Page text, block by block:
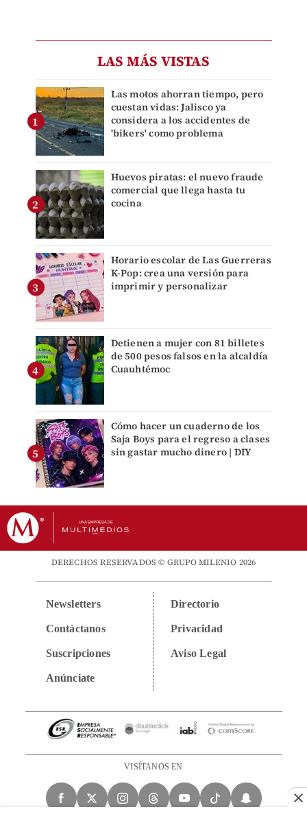
LAS MÁS VISTAS
Las motos ahorran tiempo, pero
cuestan vidas: Jalisco ya
considera a los accidentes de
'bikers' como problema
Huevos piratas: el nuevo fraude
comercial que llega hasta tu
cocina
Horario escolar de Las Guerreras
K-Pop: crea una versión para
imprimir y personalizar
Detienen a mujer con 81 billetes
de 500 pesos falsos en la alcaldía
Cuauhtémoc
Cómo hacer un cuaderno de los
Saja Boys para el regreso a clases
sin gastar mucho dinero | DIY
DERECHOS RESERVADOS © GRUPO MILENIO 2026
Newsletters
Contáctanos
Suscripciones
Anúnciate
Directorio
Privacidad
Aviso Legal
VISÍTANOS EN